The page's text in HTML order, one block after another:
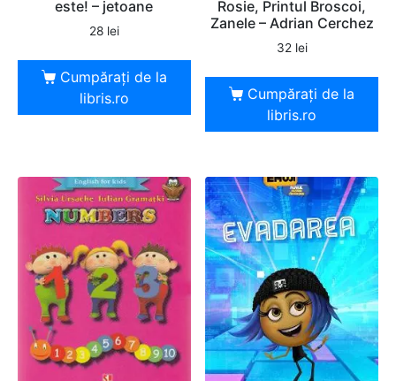
este! – jetoane
28 lei
Cumpărați de la
libris.ro
Rosie, Printul Broscoi,
Zanele – Adrian Cerchez
32 lei
Cumpărați de la
libris.ro